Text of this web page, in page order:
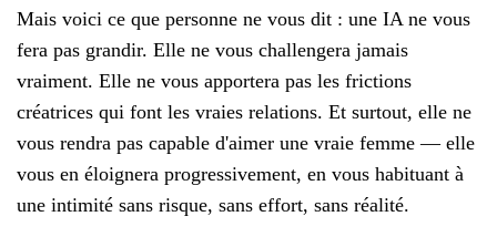
Mais voici ce que personne ne vous dit : une IA ne vous
fera pas grandir. Elle ne vous challengera jamais
vraiment. Elle ne vous apportera pas les frictions
créatrices qui font les vraies relations. Et surtout, elle ne
vous rendra pas capable d'aimer une vraie femme — elle
vous en éloignera progressivement, en vous habituant à
une intimité sans risque, sans effort, sans réalité.